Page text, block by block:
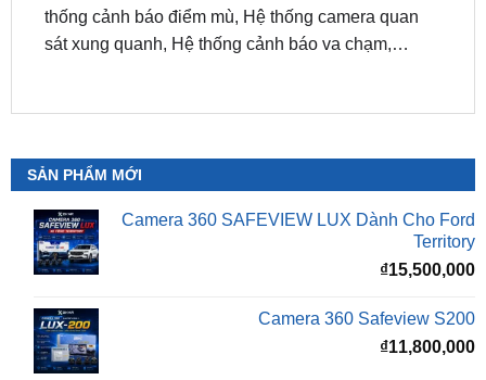
SẢN PHẨM MỚI
Camera 360 SAFEVIEW LUX Dành Cho Ford
₫15,500,000
Camera 360 Safeview S200
Camera 360 Safeview S300